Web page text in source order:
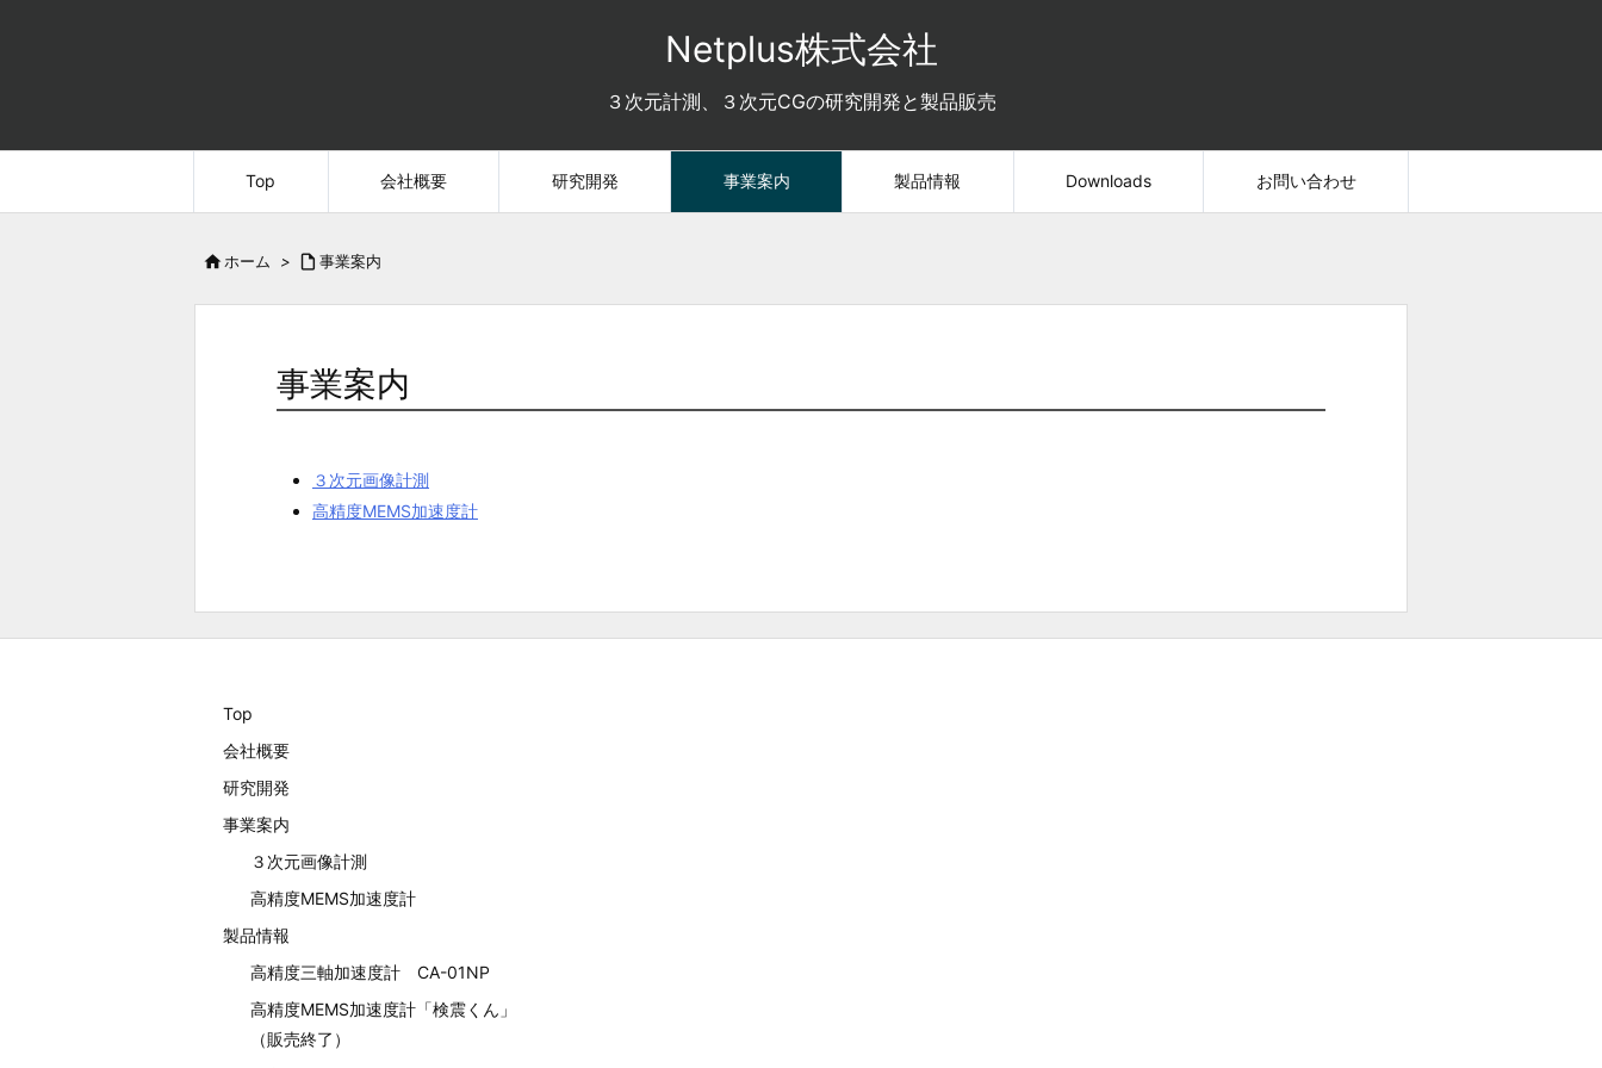
Netplus株式会社
３次元計測、３次元CGの研究開発と製品販売
Top 会社概要 研究開発 事業案内 製品情報 Downloads お問い合わせ
 ホーム >  事業案内
事業案内
３次元画像計測
高精度MEMS加速度計
Top
会社概要
研究開発
事業案内
３次元画像計測
高精度MEMS加速度計
製品情報
高精度三軸加速度計 CA-01NP
高精度MEMS加速度計「検震くん」
（販売終了）